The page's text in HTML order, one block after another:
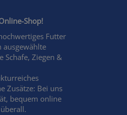
Shop!
Futter
ausgewählte
Schafe, Ziegen &
Zusätze: Bei uns
bequem online